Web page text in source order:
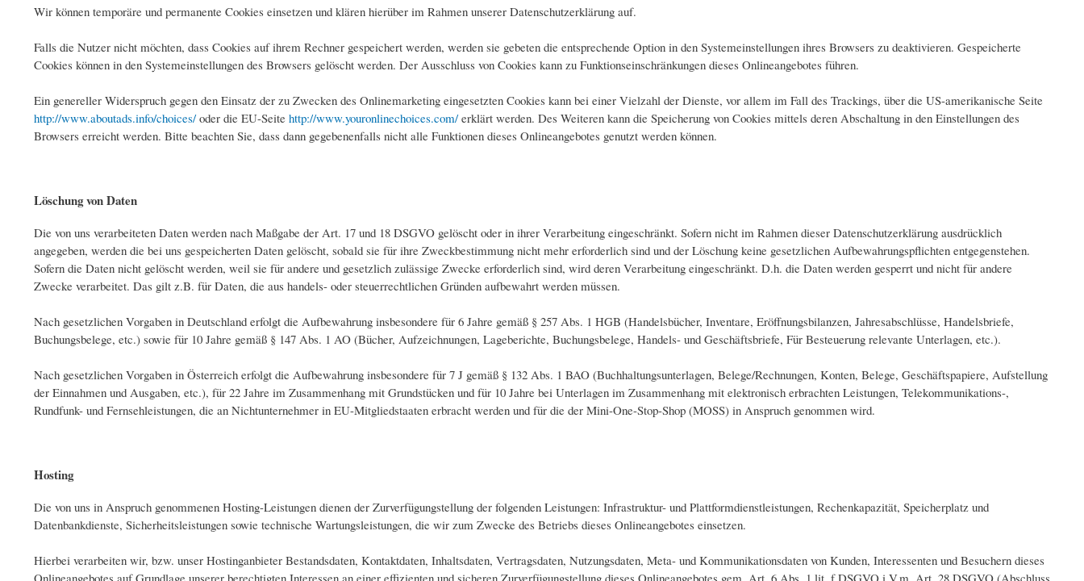
Wir können temporäre und permanente Cookies einsetzen und klären hierüber im Rahmen unserer Datenschutzerklärung auf.
Falls die Nutzer nicht möchten, dass Cookies auf ihrem Rechner gespeichert werden, werden sie gebeten die entsprechende Option in den Systemeinstellungen ihres Browsers zu deaktivieren. Gespeicherte
Cookies können in den Systemeinstellungen des Browsers gelöscht werden. Der Ausschluss von Cookies kann zu Funktionseinschränkungen dieses Onlineangebotes führen.
Ein genereller Widerspruch gegen den Einsatz der zu Zwecken des Onlinemarketing eingesetzten Cookies kann bei einer Vielzahl der Dienste, vor allem im Fall des Trackings, über die US-amerikanische Seite
http://www.aboutads.info/choices/oder die EU-Seite http://www.youronlinechoices.com/erklärt werden. Des Weiteren kann die Speicherung von Cookies mittels deren Abschaltung in den Einstellungen des
Browsers erreicht werden. Bitte beachten Sie, dass dann gegebenenfalls nicht alle Funktionen dieses Onlineangebotes genutzt werden können.
Löschung von Daten
Die von uns verarbeiteten Daten werden nach Maßgabe der Art. 17 und 18 DSGVO gelöscht oder in ihrer Verarbeitung eingeschränkt. Sofern nicht im Rahmen dieser Datenschutzerklärung ausdrücklich
angegeben, werden die bei uns gespeicherten Daten gelöscht, sobald sie für ihre Zweckbestimmung nicht mehr erforderlich sind und der Löschung keine gesetzlichen Aufbewahrungspflichten entgegenstehen.
Sofern die Daten nicht gelöscht werden, weil sie für andere und gesetzlich zulässige Zwecke erforderlich sind, wird deren Verarbeitung eingeschränkt. D.h. die Daten werden gesperrt und nicht für andere
Zwecke verarbeitet. Das gilt z.B. für Daten, die aus handels- oder steuerrechtlichen Gründen aufbewahrt werden müssen.
Nach gesetzlichen Vorgaben in Deutschland erfolgt die Aufbewahrung insbesondere für 6 Jahre gemäß § 257 Abs. 1 HGB (Handelsbücher, Inventare, Eröffnungsbilanzen, Jahresabschlüsse, Handelsbriefe,
Buchungsbelege, etc.) sowie für 10 Jahre gemäß § 147 Abs. 1 AO (Bücher, Aufzeichnungen, Lageberichte, Buchungsbelege, Handels- und Geschäftsbriefe, Für Besteuerung relevante Unterlagen, etc.).
Nach gesetzlichen Vorgaben in Österreich erfolgt die Aufbewahrung insbesondere für 7 J gemäß § 132 Abs. 1 BAO (Buchhaltungsunterlagen, Belege/Rechnungen, Konten, Belege, Geschäftspapiere, Aufstellung
der Einnahmen und Ausgaben, etc.), für 22 Jahre im Zusammenhang mit Grundstücken und für 10 Jahre bei Unterlagen im Zusammenhang mit elektronisch erbrachten Leistungen, Telekommunikations-,
Rundfunk- und Fernsehleistungen, die an Nichtunternehmer in EU-Mitgliedstaaten erbracht werden und für die der Mini-One-Stop-Shop (MOSS) in Anspruch genommen wird.
Hosting
Die von uns in Anspruch genommenen Hosting-Leistungen dienen der Zurverfügungstellung der folgenden Leistungen: Infrastruktur- und Plattformdienstleistungen, Rechenkapazität, Speicherplatz und
Datenbankdienste, Sicherheitsleistungen sowie technische Wartungsleistungen, die wir zum Zwecke des Betriebs dieses Onlineangebotes einsetzen.
Hierbei verarbeiten wir, bzw. unser Hostinganbieter Bestandsdaten, Kontaktdaten, Inhaltsdaten, Vertragsdaten, Nutzungsdaten, Meta- und Kommunikationsdaten von Kunden, Interessenten und Besuchern dieses
Onlineangebotes auf Grundlage unserer berechtigten Interessen an einer effizienten und sicheren Zurverfügungstellung dieses Onlineangebotes gem. Art. 6 Abs. 1 lit. f DSGVO i.V.m. Art. 28 DSGVO (Abschluss